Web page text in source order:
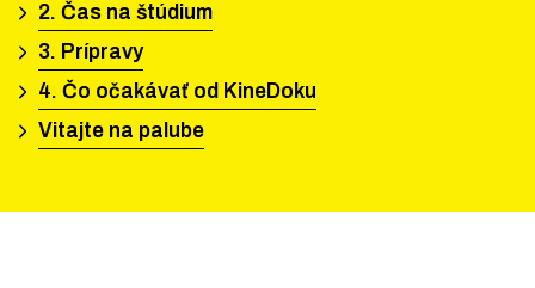
2. Čas na štúdium
3. Prípravy
4. Čo očakávať od KineDoku
Vitajte na palube